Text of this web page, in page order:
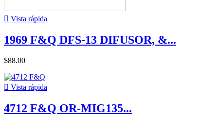
 Vista rápida
1969 F&Q DFS-13 DIFUSOR, &...
$88.00
 Vista rápida
4712 F&Q OR-MIG135...